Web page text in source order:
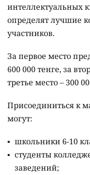
интеллектуальных
определят лучшие
участников.
За первое место
600 000 тенге, за
третье место – 300
Присоединиться к
могут:
школьники 6-10
студенты
заведений;